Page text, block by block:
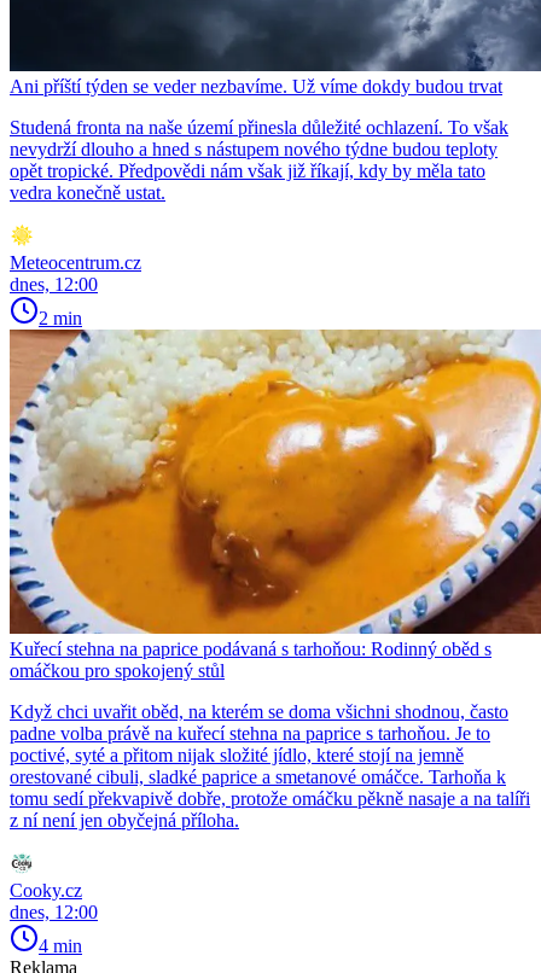
Ani příští týden se veder nezbavíme. Už víme dokdy budou trvat
Studená fronta na naše území přinesla důležité ochlazení. To však
nevydrží dlouho a hned s nástupem nového týdne budou teploty
opět tropické. Předpovědi nám však již říkají, kdy by měla tato
vedra konečně ustat.
Meteocentrum.cz
dnes, 12:00
2 min
Kuřecí stehna na paprice podávaná s tarhoňou: Rodinný oběd s
omáčkou pro spokojený stůl
Když chci uvařit oběd, na kterém se doma všichni shodnou, často
padne volba právě na kuřecí stehna na paprice s tarhoňou. Je to
poctivé, syté a přitom nijak složité jídlo, které stojí na jemně
orestované cibuli, sladké paprice a smetanové omáčce. Tarhoňa k
tomu sedí překvapivě dobře, protože omáčku pěkně nasaje a na talíři
z ní není jen obyčejná příloha.
Cooky.cz
dnes, 12:00
4 min
Reklama